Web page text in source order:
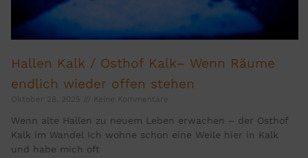
Hallen Kalk / Osthof Kalk– Wenn Räume
endlich wieder offen stehen
Wenn alte Hallen zu neuem Leben erwachen – der Osthof
Kalk im Wandel Ich wohne schon eine Weile hier in Kalk
und habe mich oft